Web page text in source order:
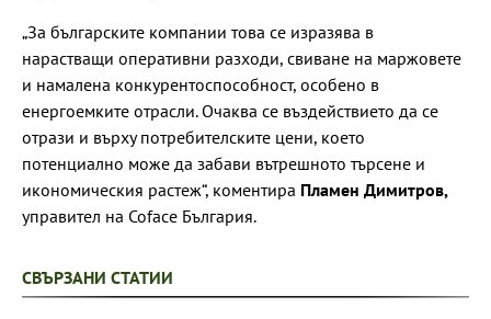
„За българските компании това се изразява в
нарастващи оперативни разходи, свиване на маржовете
и намалена конкурентоспособност, особено в
енергоемките отрасли. Очаква се въздействието да се
отрази и върху потребителските цени, което
потенциално може да забави вътрешното търсене и
икономическия растеж“, коментира Пламен Димитров,
управител на Coface България.
СВЪРЗАНИ СТАТИИ